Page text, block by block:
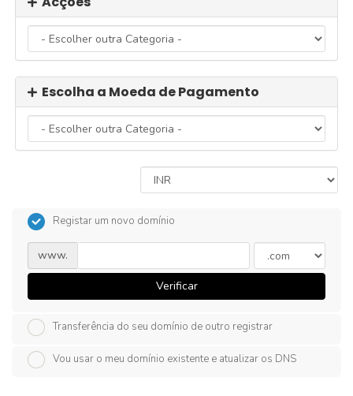
Escolha a Moeda de Pagamento
Registar um novo domínio
www.
Verificar
Transferência do seu domínio de outro registrar
Vou usar o meu domínio existente e atualizar os DNS